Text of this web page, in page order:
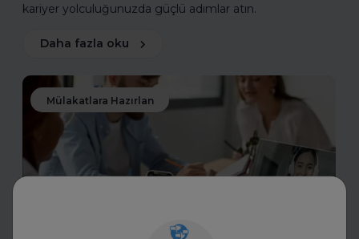
kariyer yolculuğunuzda güçlü adımlar atın.
Daha fazla oku
Mülakatlara Hazırlan